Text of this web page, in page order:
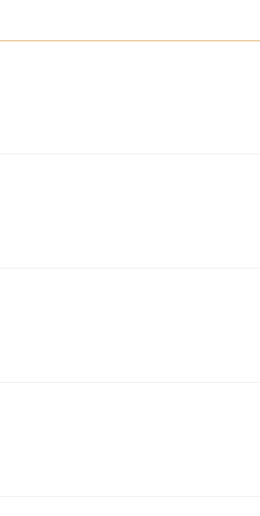
моды подано 1047 заявок
моды, которая пройдет в российской столице с 26 сентября по 1
половину из них (494) прислали дизайнеры, коллекции
на Euro Shoes
Footwear Co., Ltd., основанная в 2011 году и расположенная в
профессиональной обувной компанией, объединяющей
и условия продвижения локальных
обновить раздел для продажи продукции локальных дизайнерских
также получат маркетинговую…
в 2025 году практически не увеличился